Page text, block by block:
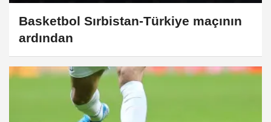
Basketbol Sırbistan-Türkiye maçının
ardından